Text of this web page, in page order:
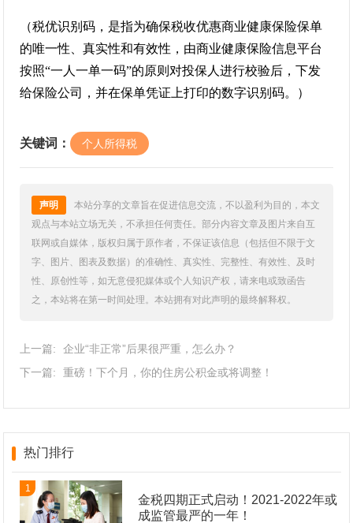
（税优识别码，是指为确保税收优惠商业健康保险保单
的唯一性、真实性和有效性，由商业健康保险信息平台
按照“一人一单一码”的原则对投保人进行校验后，下发
给保险公司，并在保单凭证上打印的数字识别码。）
关键词： 个人所得税
声明
本站分享的文章旨在促进信息交流，不以盈利为目的，本文
观点与本站立场无关，不承担任何责任。部分内容文章及图片来自互
联网或自媒体，版权归属于原作者，不保证该信息（包括但不限于文
字、图片、图表及数据）的准确性、真实性、完整性、有效性、及时
性、原创性等，如无意侵犯媒体或个人知识产权，请来电或致函告
之，本站将在第一时间处理。本站拥有对此声明的最终解释权。
上一篇:
企业“非正常”后果很严重，怎么办？
下一篇:
重磅！下个月，你的住房公积金或将调整！
热门排行
1
金税四期正式启动！2021-2022年或
成监管最严的一年！